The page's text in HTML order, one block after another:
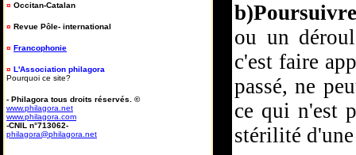
¤ Occitan-Catalan
¤ Revue Pôle- international
¤ Francophonie
¤ L'Association philagora
Pourquoi ce site?
- Philagora tous droits réservés. ©
www.philagora.net
www.philagora.com
-CNIL n°713062-
philagora@philagora.net
b)Poursuivre
ou un
c'est faire
passé, ne
ce qui n'est
stérilité